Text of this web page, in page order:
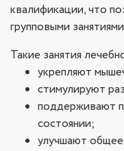
квалификации, что
групповыми
Такие занятия
укрепляют
стимулируют
поддерживают
состоянии;
улучшают